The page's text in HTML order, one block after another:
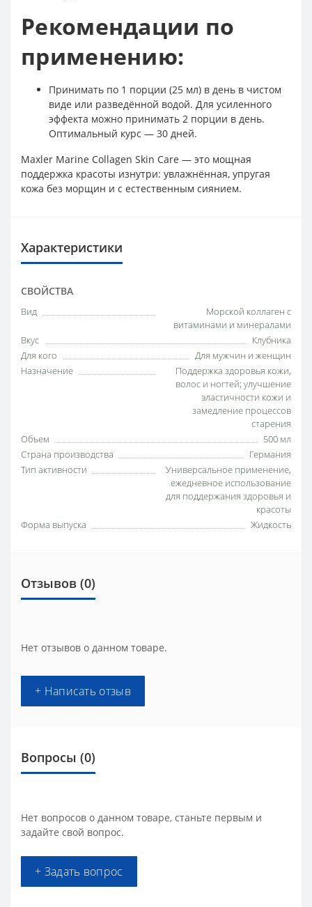
Рекомендации по
применению:
Принимать по 1 порции (25 мл) в день в чистом
виде или разведённой водой. Для усиленного
эффекта можно принимать 2 порции в день.
Оптимальный курс — 30 дней.
Maxler Marine Collagen Skin Care — это мощная
поддержка красоты изнутри: увлажнённая, упругая
кожа без морщин и с естественным сиянием.
Характеристики
СВОЙСТВА
Вид
Морской коллаген с
витаминами и минералами
Вкус
Клубника
Для кого
Для мужчин и женщин
Назначение
Поддержка здоровья кожи,
волос и ногтей; улучшение
эластичности кожи и
замедление процессов
старения
Объем
500 мл
Страна производства
Германия
Тип активности
Универсальное применение,
ежедневное использование
для поддержания здоровья и
красоты
Форма выпуска
Жидкость
Отзывов (0)
Нет отзывов о данном товаре.
+ Написать отзыв
Вопросы (0)
Нет вопросов о данном товаре, станьте первым и
задайте свой вопрос.
+ Задать вопрос